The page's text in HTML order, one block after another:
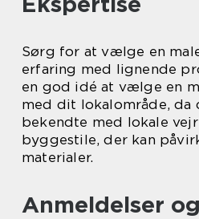
Sørg for at vælge en
erfaring med lignende
en god idé at vælge en
med dit lokalområde,
bekendte med lokale
byggestile, der kan
materialer.
Anmeldelser